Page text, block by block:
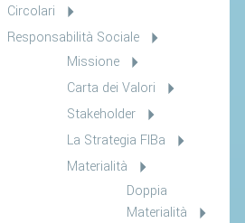
Circolari
Responsabilità Sociale
Missione
Carta dei Valori
Stakeholder
La Strategia FIBa
Materialità
Doppia
Materialità